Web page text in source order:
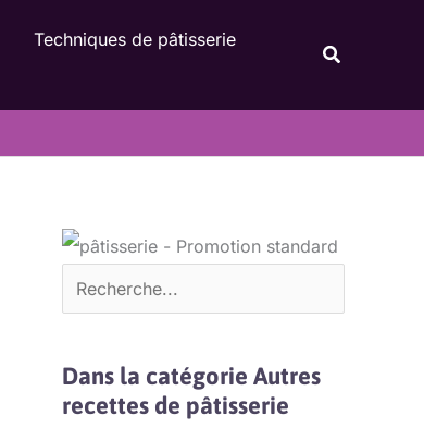
Techniques de pâtisserie
Dans la catégorie Autres
recettes de pâtisserie